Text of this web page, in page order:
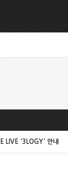
LIVE '3LOGY' 안내